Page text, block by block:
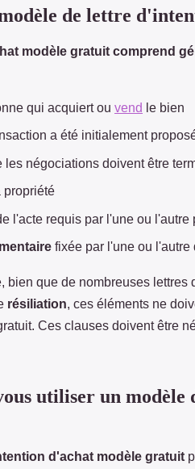
de lettre
modèle gratuit comprend
qui acquiert ou vend le bien
a été initialement
les négociations doivent être
propriété
l'acte requis par l'une ou l'autre
fixée par l'une ou l'autre
bien que de nombreuses
résiliation, ces éléments ne
Ces clauses doivent être
utiliser un
d'achat modèle gratuit